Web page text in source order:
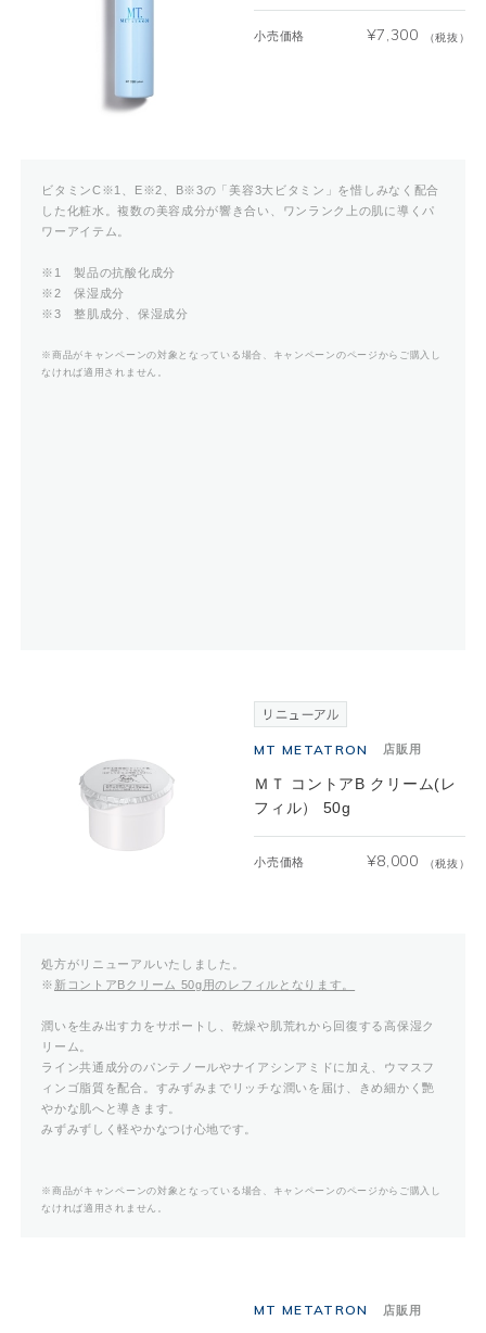
小売価格 ¥7,300 （税抜）
ビタミンC※1、E※2、B※3の「美容3大ビタミン」を惜しみなく配合
した化粧水。複数の美容成分が響き合い、ワンランク上の肌に導くパ
ワーアイテム。
※1 製品の抗酸化成分
※2 保湿成分
※3 整肌成分、保湿成分
※商品がキャンペーンの対象となっている場合、キャンペーンのページからご購入し
なければ適用されません。
MT METATRON 店販用
ＭＴ コントアB クリーム(レ
フィル） 50g
小売価格 ¥8,000 （税抜）
処方がリニューアルいたしました。
※ 新コントアBクリーム 50g用のレフィルとなります。
潤いを生み出す力をサポートし、乾燥や肌荒れから回復する高保湿ク
リーム。
ライン共通成分のパンテノールやナイアシンアミドに加え、ウマスフ
ィンゴ脂質を配合。すみずみまでリッチな潤いを届け、きめ細かく艷
やかな肌へと導きます。
みずみずしく軽やかなつけ心地です。
※商品がキャンペーンの対象となっている場合、キャンペーンのページからご購入し
なければ適用されません。
MT METATRON 店販用